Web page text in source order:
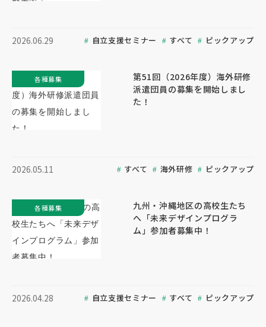
2026.06.29 自立支援セミナー すべて ピックアップ
第51回（2026年度）海外研修
派遣団員の募集を開始しまし
た！
2026.05.11 すべて 海外研修 ピックアップ
各種募集
九州・沖縄地区の高校生たち
へ「未来デザインプログラ
ム」参加者募集中！
2026.04.28 自立支援セミナー すべて ピックアップ
各種募集